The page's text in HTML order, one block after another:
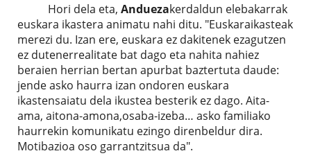
Hori dela eta, Anduezakerdaldun elebakarrak
euskara ikastera animatu nahi ditu. "Euskaraikasteak
merezi du. Izan ere, euskara ez dakitenek ezagutzen
ez dutenerrealitate bat dago eta nahita nahiez
beraien herrian bertan apurbat baztertuta daude:
jende asko haurra izan ondoren euskara
ikastensaiatu dela ikustea besterik ez dago. Aita-
ama, aitona-amona,osaba-izeba… asko familiako
haurrekin komunikatu ezingo direnbeldur dira.
Motibazioa oso garrantzitsua da".